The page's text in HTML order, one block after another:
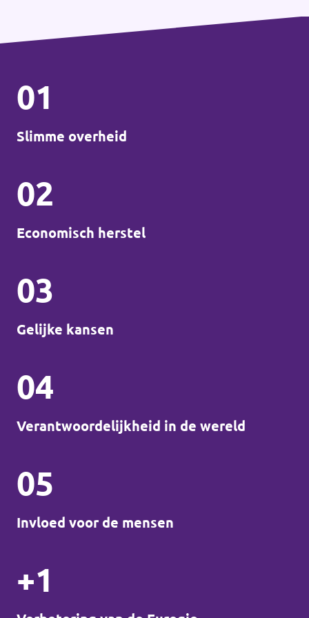
01
Slimme overheid
02
Economisch herstel
03
Gelijke kansen
04
Verantwoordelijkheid in de wereld
05
Invloed voor de mensen
+1